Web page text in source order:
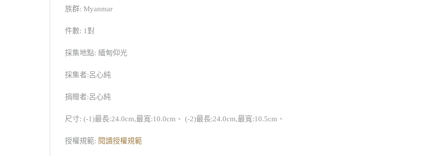
族群: Myanmar
件數: 1對
採集地點: 緬甸仰光
採集者:呂心純
捐贈者:呂心純
尺寸: (-1)最長:24.0cm,最寬:10.0cm、 (-2)最長:24.0cm,最寬:10.5cm、
授權規範: 閱讀授權規範